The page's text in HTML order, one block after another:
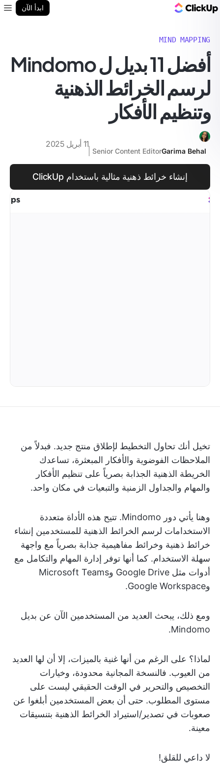
ابدأ الآن
MIND MAPPING
أفضل 11 بديل ل Mindomo
لرسم الخرائط الذهنية
وتنظيم الأفكار
Garima Behal
Senior Content Editor
11 أبريل 2025
إنشاء خرائط ذهنية مثالية باستخدام ClickUp
تخيل أنك تحاول التخطيط لإطلاق منتج جديد. فبدلاً من
الملاحظات الفوضوية والأفكار المبعثرة، تساعدك
الخريطة الذهنية الجذابة بصرياً على تنظيم الأفكار
والمهام والجداول الزمنية والتبعيات في مكان واحد.
وهنا يأتي دور Mindomo. تتيح هذه الأداة متعددة
الاستخدامات لرسم الخرائط الذهنية للمستخدمين إنشاء
خرائط ذهنية وخرائط مفاهيمية جذابة بصرياً مع واجهة
سهلة الاستخدام. كما أنها توفر إدارة المهام والتكامل مع
أدوات مثل Google Drive وMicrosoft Teams
وGoogle Workspace.
ومع ذلك، يبحث العديد من المستخدمين الآن عن بديل
Mindomo.
لماذا؟ على الرغم من أنها غنية بالميزات، إلا أن لها العديد
من العيوب. فالنسخة المجانية محدودة، وخيارات
التخصيص والتحرير في الوقت الحقيقي ليست على
مستوى المطلوب. حتى أن بعض المستخدمين أبلغوا عن
صعوبات في تصدير/استيراد الخرائط الذهنية بتنسيقات
معينة.
لا داعي للقلق!